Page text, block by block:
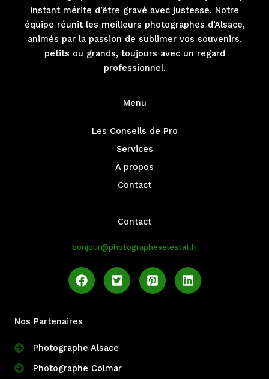
instant mérite d’être gravé avec justesse. Notre
équipe réunit les meilleurs photographes d’Alsace,
animés par la passion de sublimer vos souvenirs,
petits ou grands, toujours avec un regard
professionnel.
Menu
Les Conseils de Pro
Services
À propos
Contact
Contact
bonjour@photographeselestat.fr
Nos Partenaires
Photographe Alsace
Photographe Colmar